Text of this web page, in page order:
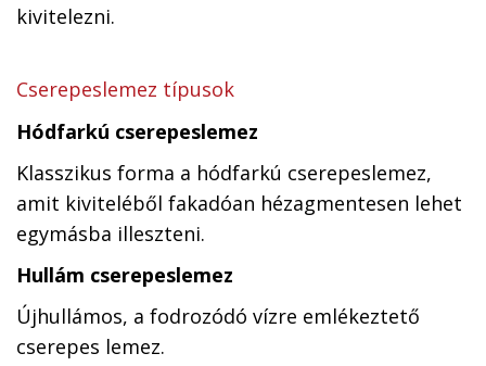
kivitelezni.
Cserepeslemez típusok
Hódfarkú cserepeslemez
Klasszikus forma a hódfarkú cserepeslemez,
amit kiviteléből fakadóan hézagmentesen lehet
egymásba illeszteni.
Hullám cserepeslemez
Újhullámos, a fodrozódó vízre emlékeztető
cserepes lemez.